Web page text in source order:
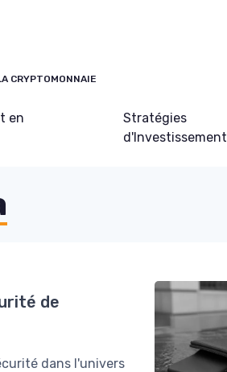
CRYPTOMONNAIE
en
Stratégies
d'Investissement
de
dans l'univers